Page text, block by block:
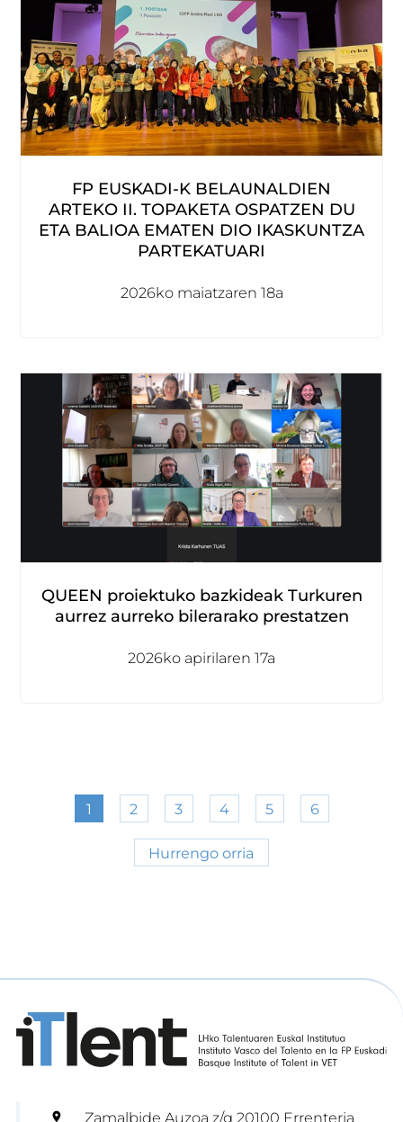
FP EUSKADI-K BELAUNALDIEN
ARTEKO II. TOPAKETA OSPATZEN DU
ETA BALIOA EMATEN DIO IKASKUNTZA
PARTEKATUARI
2026ko maiatzaren 18a
QUEEN proiektuko bazkideak Turkuren
aurrez aurreko bilerarako prestatzen
2026ko apirilaren 17a
1 2 3 4 5 6
Hurrengo orria
Zamalbide Auzoa z/g 20100 Errenteria